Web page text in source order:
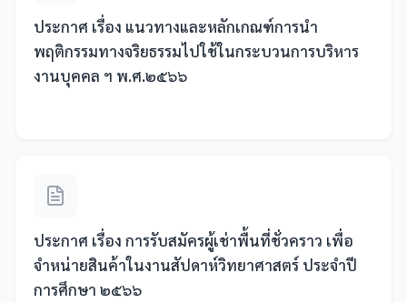
ประกาศ เรื่อง แนวทางและหลักเกณฑ์การนำ
พฤติกรรมทางจริยธรรมไปใช้ในกระบวนการบริหาร
งานบุคคล ฯ พ.ศ.๒๕๖๖
ประกาศ เรื่อง การรับสมัครผู้เช่าพื้นที่ชั่วคราว เพื่อ
จำหน่ายสินค้าในงานสัปดาห์วิทยาศาสตร์ ประจำปี
การศึกษา ๒๕๖๖